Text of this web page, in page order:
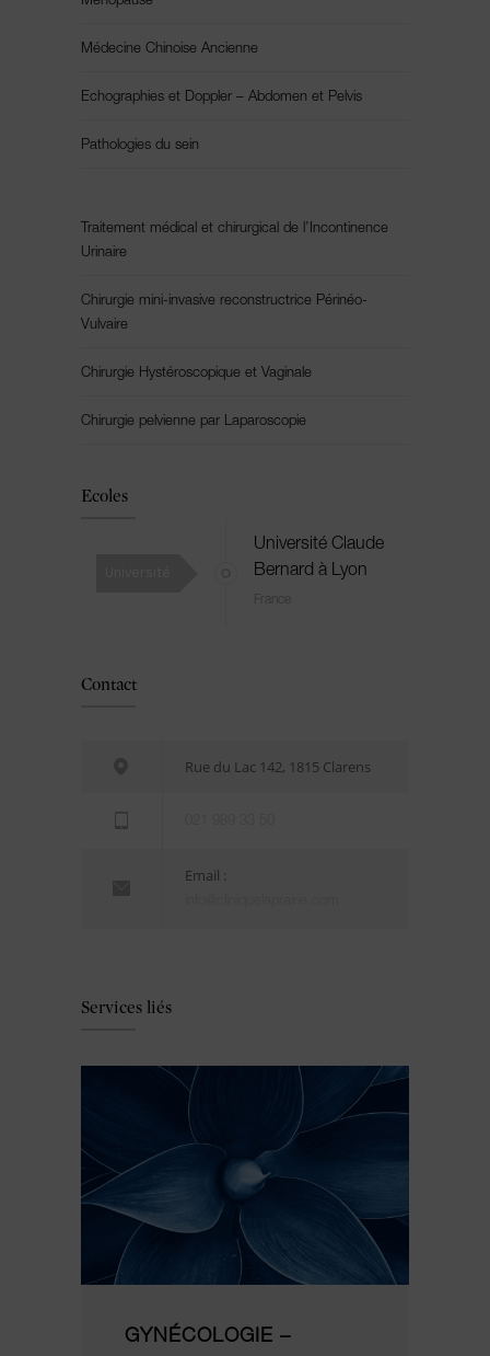
Médecine Chinoise Ancienne
Echographies et Doppler – Abdomen et Pelvis
Pathologies du sein
Traitement médical et chirurgical de l’Incontinence
Urinaire
Chirurgie mini-invasive reconstructrice Périnéo-
Vulvaire
Chirurgie Hystéroscopique et Vaginale
Chirurgie pelvienne par Laparoscopie
Ecoles
Université Claude
Bernard à Lyon
Contact
Rue du Lac 142, 1815 Clarens
Email :
Services liés
GYNÉCOLOGIE –